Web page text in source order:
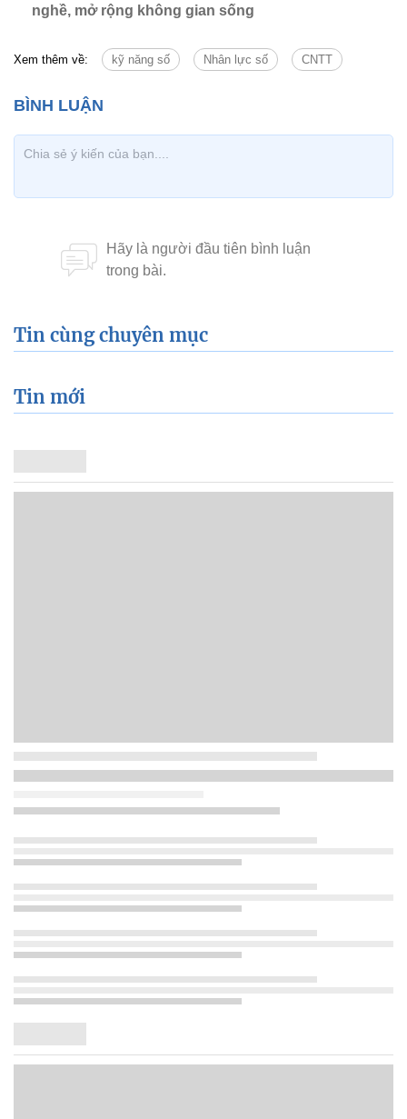
nghề, mở rộng không gian sống
Xem thêm về: kỹ năng số Nhân lực số CNTT
Tin cùng chuyên mục
Tin mới